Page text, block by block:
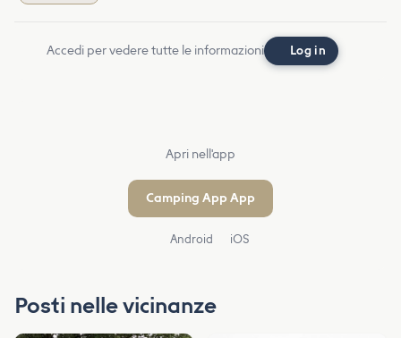
Accedi per vedere tutte le informazioni Log in
Apri nell'app
Camping App App
Android iOS
Posti nelle vicinanze